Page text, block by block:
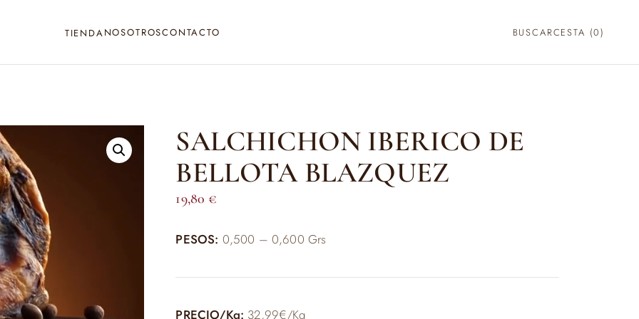
TIENDANOSOTROSCONTACTO BUSCARCESTA (0)
SALCHICHON IBERICO DE
BELLOTA BLAZQUEZ
19,80 €
PESOS: 0,500 – 0,600 Grs
PRECIO/Kg: 32,99€/Kg